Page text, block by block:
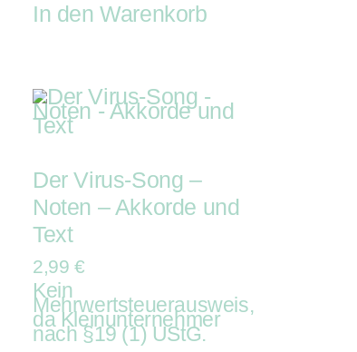
In den Warenkorb
Der Virus-Song –
Noten – Akkorde und
Text
2,99€
Kein
Mehrwertsteuerausweis,
da Kleinunternehmer
nach §19 (1) UStG.